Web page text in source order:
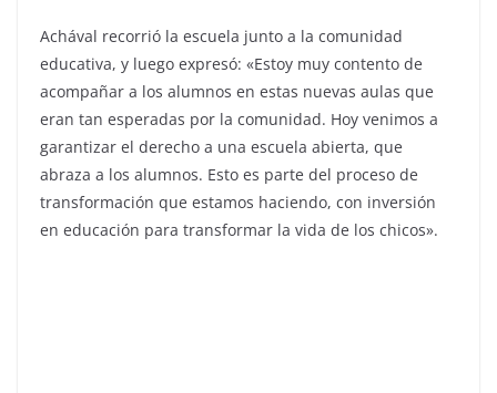
Achával recorrió la escuela junto a la comunidad
educativa, y luego expresó: «Estoy muy contento de
acompañar a los alumnos en estas nuevas aulas que
eran tan esperadas por la comunidad. Hoy venimos a
garantizar el derecho a una escuela abierta, que
abraza a los alumnos. Esto es parte del proceso de
transformación que estamos haciendo, con inversión
en educación para transformar la vida de los chicos».